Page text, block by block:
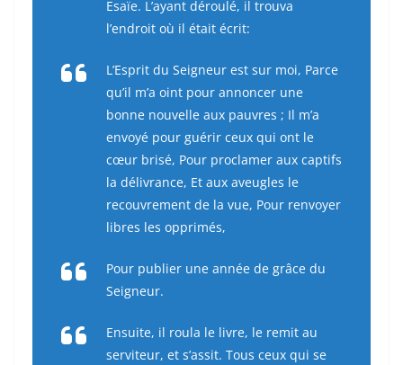
Esaïe. L’ayant déroulé, il trouva
l’endroit où il était écrit:
L’Esprit du Seigneur est sur moi, Parce
qu’il m’a oint pour annoncer une
bonne nouvelle aux pauvres ; Il m’a
envoyé pour guérir ceux qui ont le
cœur brisé, Pour proclamer aux captifs
la délivrance, Et aux aveugles le
recouvrement de la vue, Pour renvoyer
libres les opprimés,
Pour publier une année de grâce du
Seigneur.
Ensuite, il roula le livre, le remit au
serviteur, et s’assit. Tous ceux qui se